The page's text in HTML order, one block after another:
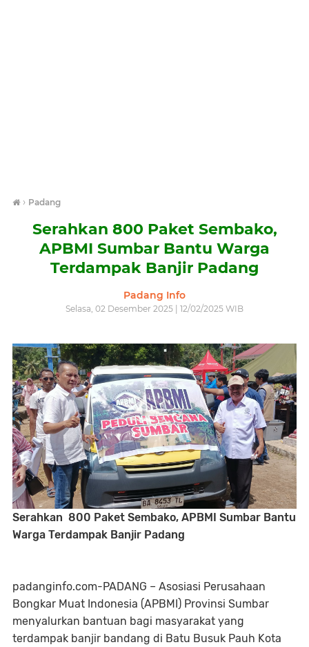
› Padang
Serahkan 800 Paket Sembako,
APBMI Sumbar Bantu Warga
Terdampak Banjir Padang
Padang Info
Selasa, 02 Desember 2025 | 12/02/2025 WIB
Serahkan 800 Paket Sembako, APBMI Sumbar Bantu
Warga Terdampak Banjir Padang
padanginfo.com-PADANG – Asosiasi Perusahaan
Bongkar Muat Indonesia (APBMI) Provinsi Sumbar
menyalurkan bantuan bagi masyarakat yang
terdampak banjir bandang di Batu Busuk Pauh Kota